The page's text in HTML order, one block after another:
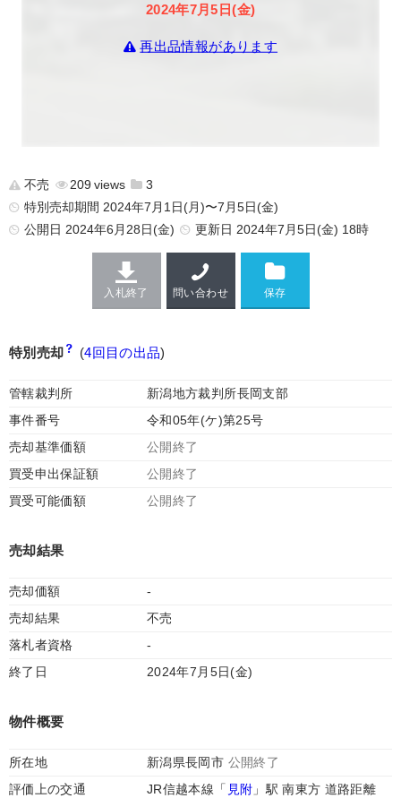
2024年7月5日(金)
再出品情報があります
不売 209
3
特別売却期間 2024年7月1日(月)〜7月5日(金)
公開日 2024年6月28日(金) 更新日 2024年7月5日(金) 18時
入札終了 問い合わせ
特別売却 (4回目の出品)
管轄裁判所
新潟地方裁判所長岡支部
事件番号
令和05年(ケ)第25号
売却基準価額
公開終了
買受申出保証額
公開終了
買受可能価額
公開終了
売却結果
売却価額
-
売却結果
不売
落札者資格
-
終了日
2024年7月5日(金)
物件概要
所在地 新潟県長岡市 公開終了
評価上の交通
JR信越本線「 見附 」駅 南東方 道路距離